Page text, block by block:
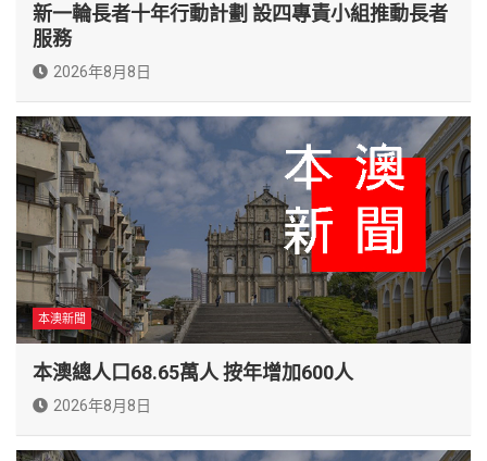
新一輪長者十年行動計劃 設四專責小組推動長者
服務
2026年8月8日
本澳新聞
本澳總人口68.65萬人 按年增加600人
2026年8月8日